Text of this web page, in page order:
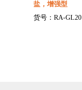
盐，增强型
货号：RA-GL20